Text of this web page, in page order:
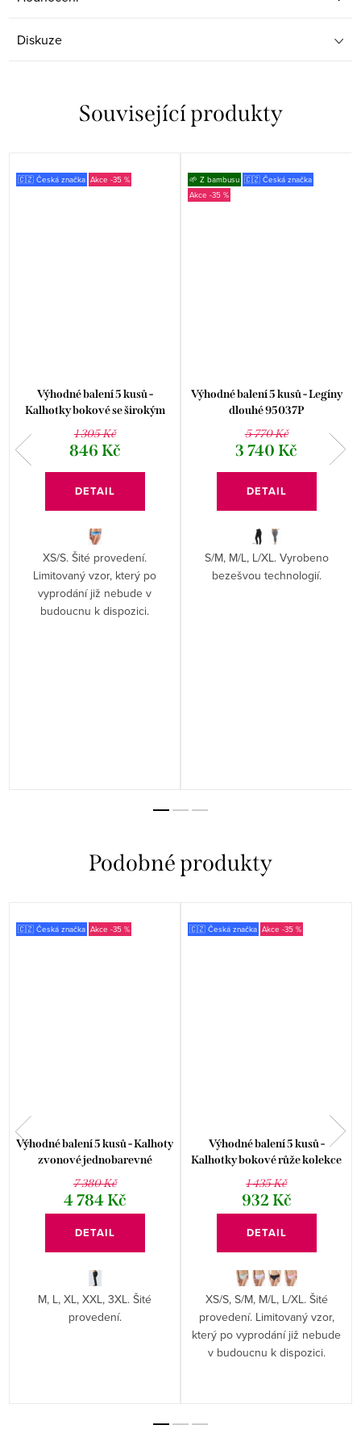
Diskuze
Související produkty
🇨🇿 Česká značka -35 %
Výhodné balení 5 kusů -
Kalhotky bokové se širokým
bokem Disco 17 16171P
1 305 Kč
846 Kč
DETAIL
XS/S. Šité provedení.
Limitovaný vzor, který po
vyprodání již nebude v
budoucnu k dispozici.
🌱 Z bambusu 🇨🇿 Česká značka
-35 %
Výhodné balení 5 kusů - Legíny
dlouhé 95037P
5 770 Kč
3 740 Kč
DETAIL
S/M, M/L, L/XL. Vyrobeno
bezešvou technologií.
🇨🇿 Česká značka -35 %
Výhodné balení 5 kusů - Kalhoty
zvonové jednobarevné
základní délka 96001P
7 380 Kč
4 784 Kč
DETAIL
M, L, XL, XXL, 3XL. Šité
provedení.
🇨🇿 Česká značka -35 %
Výhodné balení 5 kusů -
Kalhotky bokové růže kolekce
Disco 19 16181P
1 435 Kč
932 Kč
DETAIL
XS/S, S/M, M/L, L/XL. Šité
provedení. Limitovaný vzor,
který po vyprodání již nebude
v budoucnu k dispozici.